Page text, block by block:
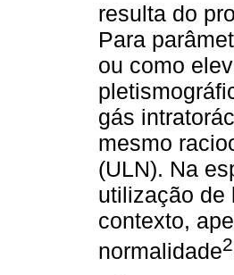
resulta do
Para
ou como
gás
mesmo
(ULN). Na
utilização de
contexto,
normalidade2